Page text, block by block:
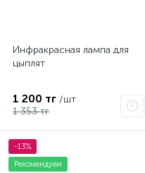
Инфракрасная лампа для
цыплят
1 200 тг /шт
1 353 тг
-13%
Рекомендуем